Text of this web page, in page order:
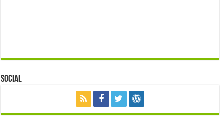
Social